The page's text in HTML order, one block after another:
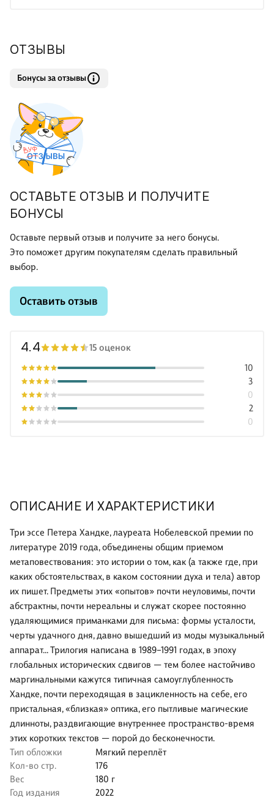
ОПИСАНИЕ И ХАРАКТЕРИСТИКИ
Три эссе Петера Хандке, лауреата Нобелевской премии по
литературе 2019 года, объединены общим приемом
метаповествования: это истории о том, как (а также где, при
каких обстоятельствах, в каком состоянии духа и тела) автор
их пишет. Предметы этих «опытов» почти неуловимы, почти
абстрактны, почти нереальны и служат скорее постоянно
удаляющимися приманками для письма: формы усталости,
черты удачного дня, давно вышедший из моды музыкальный
аппарат... Трилогия написана в 1989–1991 годах, в эпоху
глобальных исторических сдвигов — тем более настойчиво
маргинальными кажутся типичная самоуглубленность
Хандке, почти переходящая в зацикленность на себе, его
пристальная, «близкая» оптика, его пытливые магические
длинноты, раздвигающие внутреннее пространство-время
этих коротких текстов — порой до бесконечности.
Тип обложки
Мягкий переплёт
Кол-во стр.
176
Вес
180 г
Год издания
2022
ОТЗЫВЫ
Бонусы за отзывы
ОСТАВЬТЕ ОТЗЫВ И ПОЛУЧИТЕ
БОНУСЫ
Оставьте первый отзыв и получите за него бонусы.
Это поможет другим покупателям сделать правильный
выбор.
Оставить отзыв
4.4 15 оценок
0
2
0
3
10